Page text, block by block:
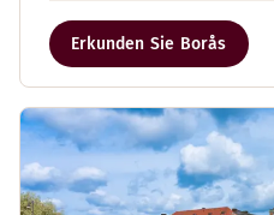
Erkunden Sie Borås